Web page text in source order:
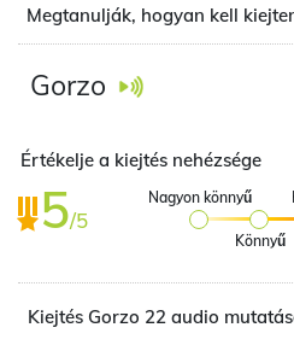
Megtanulják, hogyan kell
Gorzo
Értékelje a kiejtés nehézsége
5/5
Nagyon könnyű
Könnyű
Kiejtés Gorzo 22 audio